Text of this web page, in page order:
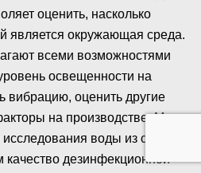
оценить, насколько
является окружающая среда.
всеми возможностями
освещенности на
вибрацию, оценить другие
на производстве. Мы
воды из скважин,
качество дезинфекционной